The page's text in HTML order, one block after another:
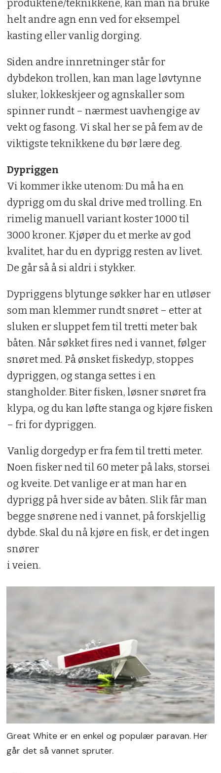
produktene/teknikkene, kan man nå bruke
helt andre agn enn ved for eksempel
kasting eller vanlig dorging.
Siden andre innretninger står for
dybdekon­ trollen, kan man lage løvtynne
sluker, lokkeskjeer og agnskaller som
spinner rundt – nærmest uavhengige av
vekt og fasong. Vi skal her se på fem av de
viktigste teknikkene du bør lære deg.
Dypriggen
Vi kommer ikke utenom: Du må ha en
dyprigg om du skal drive med trolling. En
rimelig manuell variant koster 1000 til
3000 kroner. Kjøper du et merke av god
kvalitet, har du en dyprigg resten av livet.
De går så å si aldri i stykker.
Dypriggens blytunge søkker har en utløser
som man klemmer rundt snøret – etter at
sluken er sluppet fem til tretti meter bak
båten. Når søkket fires ned i vannet, følger
snøret med. På ønsket fiskedyp, stoppes
dypriggen, og stanga settes i en
stangholder. Biter fisken, løsner snøret fra
klypa, og du kan løfte stanga og kjøre fisken
– fri for dyp­riggen.
Vanlig dorgedyp er fra fem til tretti meter.
Noen fisker ned til 60 meter på laks, storsei
og kveite. Det vanlige er at man har en
dyprigg på hver side av båten. Slik får man
begge snørene ned i vannet, på forskjellig
dybde. Skal du nå kjøre en fisk, er det ingen
snører
i veien.
Great White er en enkel og populær paravan. Her
går det så vannet spruter.